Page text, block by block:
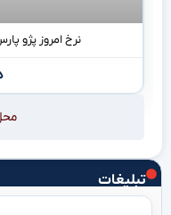
تبلیغات
نرخ امروز پژو پارس: چه